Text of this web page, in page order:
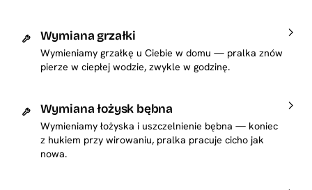
Wymiana grzałki
Wymieniamy grzałkę u Ciebie w domu — pralka znów
pierze w ciepłej wodzie, zwykle w godzinę.
Wymiana łożysk bębna
Wymieniamy łożyska i uszczelnienie bębna — koniec
z hukiem przy wirowaniu, pralka pracuje cicho jak
nowa.